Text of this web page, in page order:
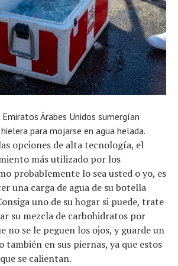
Árabes Unidos sumergían
para mojarse en agua helada.
opciones de alta tecnología, el
más utilizado por los
probablemente lo sea usted o yo, es
una carga de agua de su botella
uno de su hogar si puede, trate
su mezcla de carbohidratos por
no se le peguen los ojos, y guarde un
también en sus piernas, ya que estos
se calientan.